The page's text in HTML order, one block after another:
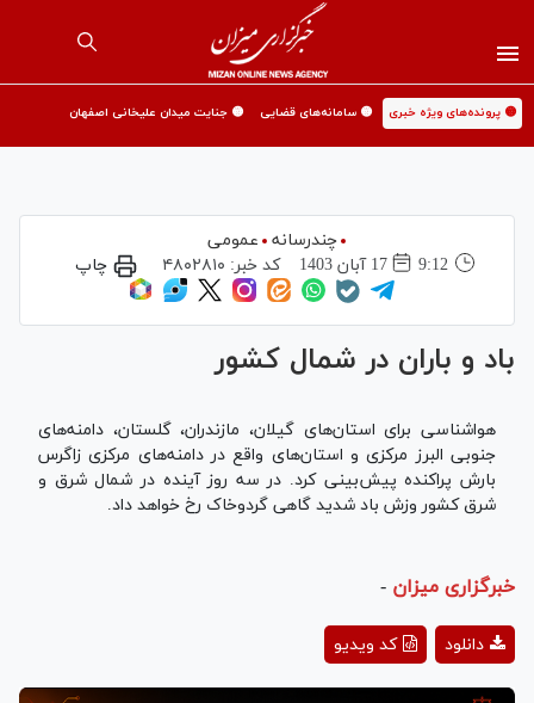
🟡 پرونده‌های ویژه خبری 🟡 سامانه‌های قضایی 🟡 جنایت میدان علیخانی اصفهان
چندرسانه
عمومی
9:12
17 آبان 1403 کد خبر: ۴۸۰۲۸۱۰ چاپ
باد و باران در شمال کشور
هواشناسی برای استان‌های گیلان، مازندران، گلستان، دامنه‌های
جنوبی البرز مرکزی و استان‌های واقع در دامنه‌های مرکزی زاگرس
بارش پراکنده پیش‌بینی کرد. در سه روز آینده در شمال شرق و
شرق کشور وزش باد شدید گاهی گردوخاک رخ خواهد داد.
خبرگزاری میزان -
Play
Video
کد ویدیو دانلود